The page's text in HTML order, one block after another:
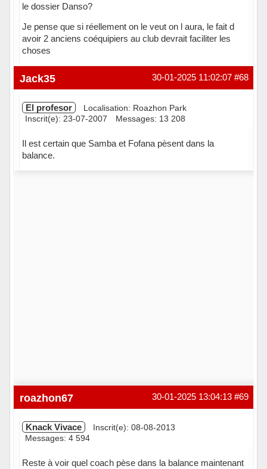
le dossier Danso?
Je pense que si réellement on le veut on l aura, le fait d
avoir 2 anciens coéquipiers au club devrait faciliter les
choses
Hors ligne #68
30-01-2025 11:02:07
Jack35
El profesor
Localisation: Roazhon Park
Inscrit(e): 23-07-2007
Messages: 13 208
Il est certain que Samba et Fofana pèsent dans la
balance.
#69
30-01-2025 13:04:13
roazhon67
Knack Vivace
Inscrit(e): 08-08-2013
Messages: 4 594
Reste à voir quel coach pèse dans la balance maintenant